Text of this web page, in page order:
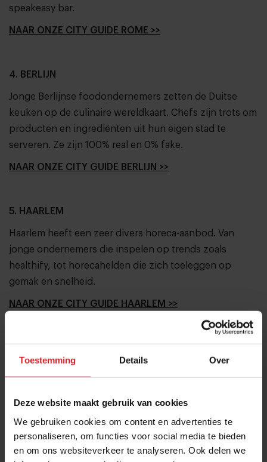
Toestemming Details Over
Deze website maakt gebruik van cookies
We gebruiken cookies om content en advertenties te
personaliseren, om functies voor social media te bieden
en om ons websiteverkeer te analyseren. Ook delen we
speakeasy bar.
NAAR ONZE CITY GUIDE ROME >>
4. BERLIJN
Jonge Berlijnse foodondernemers zetten de Duitse
keuken op de culinaire wereldkaart. Chefs zijn trots om
producten en ingrediënten uit hun eigen stad te
serveren. Ze zijn 100% real en 0% fake.
NAAR ONZE CITY GUIDE BERLIJN >>
5. HAARLEM
Haarlem heeft een zeer divers horeca-aanbod. Van
jonge ondernemers die inspelen op trends zoals
healthify, tot horecahelden die zich toeleggen op
gemak en snelheid.
NAAR ONZE CITY GUIDE HAARLEM >>
ontvangen met de laatste trends, culinaire inspiratie en
interviews van Food Inspiration per e-mail. Klik hier